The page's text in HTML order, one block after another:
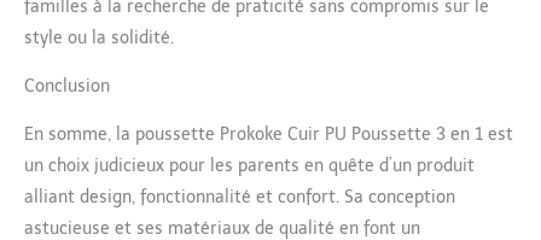
parfaite pour la sieste ou
leur environnement.
【Visibilité Améliorée et
Paysage Elevé】 Élevant
familles à la recherche de praticité sans compromis sur le
style ou la solidité.
Conclusion
En somme, la poussette Prokoke Cuir PU Poussette 3 en 1 est
un choix judicieux pour les parents en quête d’un produit
alliant design, fonctionnalité et confort. Sa conception
astucieuse et ses matériaux de qualité en font un